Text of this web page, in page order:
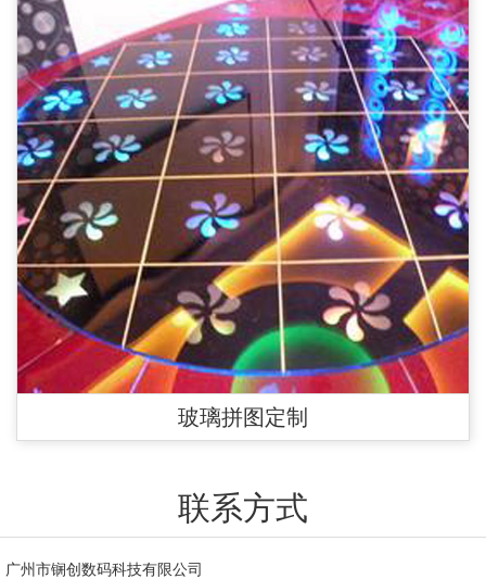
玻璃拼图定制
联系方式
广州市锎创数码科技有限公司